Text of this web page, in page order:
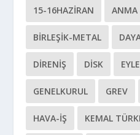
15-16HAZIRAN ANMA
BIRLEŞIK-METAL
DIRENIŞ DİSK
GENELKURUL GREV
HAVA-İŞ KEMAL